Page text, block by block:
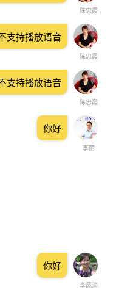
陈忠霞
陈忠霞
支持播放语音
陈忠霞
支持播放语音
李丽
你好
李风涛
你好